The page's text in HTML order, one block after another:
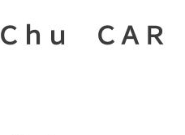
Ｃｈｕ ＣＡＲ